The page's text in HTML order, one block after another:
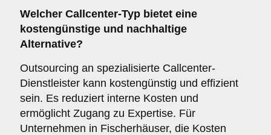
Welcher Callcenter-Typ bietet eine
kostengünstige und nachhaltige
Alternative?
Outsourcing an spezialisierte Callcenter-
Dienstleister kann kostengünstig und effizient
sein. Es reduziert interne Kosten und
ermöglicht Zugang zu Expertise. Für
Unternehmen in Fischerhäuser, die Kosten